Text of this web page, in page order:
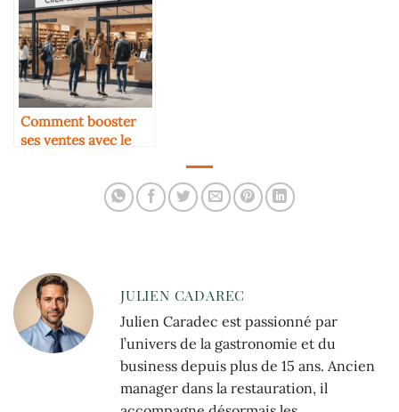
Comment booster
ses ventes avec le
JULIEN CADAREC
Julien Caradec est passionné par
l’univers de la gastronomie et du
business depuis plus de 15 ans. Ancien
manager dans la restauration, il